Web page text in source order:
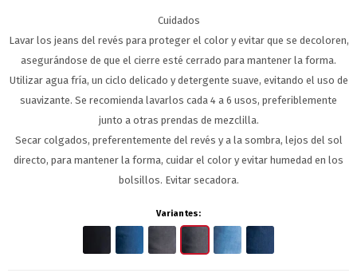
Cuidados
Lavar los jeans del revés para proteger el color y evitar que se decoloren,
asegurándose de que el cierre esté cerrado para mantener la forma.
Utilizar agua fría, un ciclo delicado y detergente suave, evitando el uso de
suavizante. Se recomienda lavarlos cada 4 a 6 usos, preferiblemente
junto a otras prendas de mezclilla.
Secar colgados, preferentemente del revés y a la sombra, lejos del sol
directo, para mantener la forma, cuidar el color y evitar humedad en los
bolsillos. Evitar secadora.
Variantes: